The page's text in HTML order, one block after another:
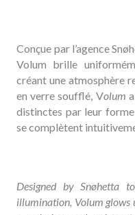
Conçue par l’agence
Volum brille
créant une atmosphère
en verre soufflé, Volum
distinctes par leur
se complètent
Designed by Snøhetta
illumination, Volum